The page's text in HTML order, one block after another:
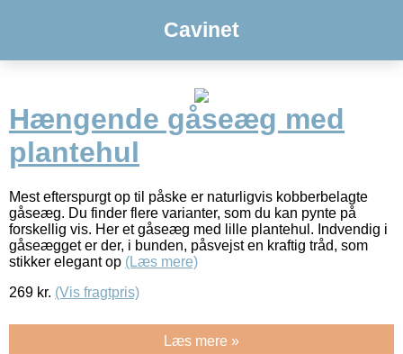
Cavinet
Hængende gåseæg med
plantehul
Mest efterspurgt op til påske er naturligvis kobberbelagte
gåseæg. Du finder flere varianter, som du kan pynte på
forskellig vis. Her et gåseæg med lille plantehul. Indvendig i
gåseægget er der, i bunden, påsvejst en kraftig tråd, som
stikker elegant op (Læs mere)
269 kr. (Vis fragtpris)
Læs mere »